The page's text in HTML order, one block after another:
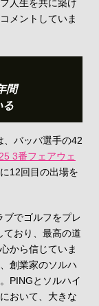
人生を共に築け
メントしていま
間
る
バッバ選手の42
3番フェアウェ
12回目の出場を
ブでゴルフをプレ
ており、最高の道
から信じていま
創業家のソルハ
PINGとソルハイ
おいて、大きな